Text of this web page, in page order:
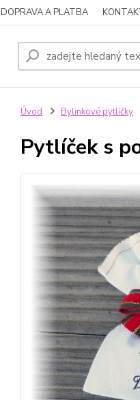
DOPRAVA A PLATBA
Úvod Bylinkové pytlíčky
Pytlíček s